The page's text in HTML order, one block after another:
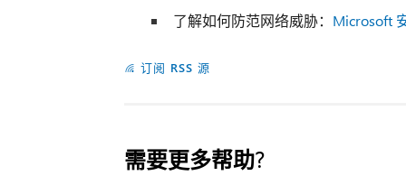
了解如何防范网络威胁： Microsoft
订阅 RSS 源
需要更多帮助?